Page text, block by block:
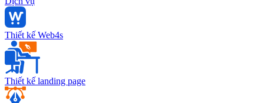
Thiết kế Web4s
Thiết kế landing page